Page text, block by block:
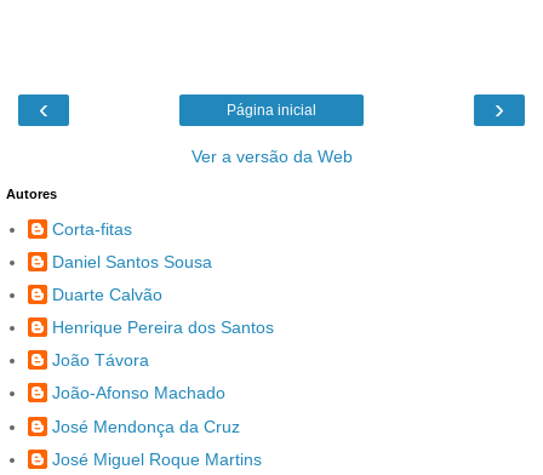
‹ ›
Página inicial
Ver a versão da Web
Autores
Corta-fitas
Daniel Santos Sousa
Duarte Calvão
Henrique Pereira dos Santos
João Távora
João-Afonso Machado
José Mendonça da Cruz
José Miguel Roque Martins